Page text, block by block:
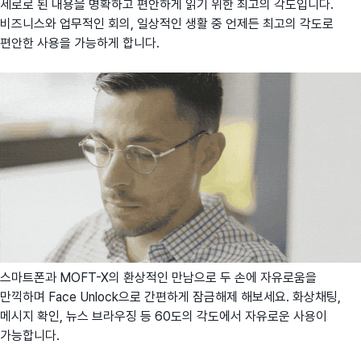
세로로 된 내용을 명확하고 편안하게 읽기 위한 최고의 각도입니다.
비즈니스와 업무적인 회의, 일상적인 생활 중 언제든 최고의 각도로
편안한 사용을 가능하게 합니다.
스마트폰과 MOFT-X의 환상적인 만남으로 두 손에 자유로움을
만끽하며 Face Unlock으로 간편하게 잠금해제 해보세요. 화상채팅,
메시지 확인, 뉴스 브라우징 등 60도의 각도에서 자유로운 사용이
가능합니다.